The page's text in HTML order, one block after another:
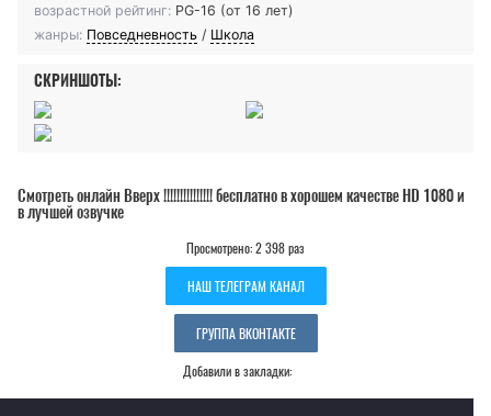
возрастной рейтинг: PG-16 (от 16 лет)
жанры: Повседневность / Школа
СКРИНШОТЫ:
Смотреть онлайн Вверх !!!!!!!!!!!!!!! бесплатно в хорошем качестве HD 1080 и
в лучшей озвучке
Просмотрено: 2 398 раз
НАШ ТЕЛЕГРАМ КАНАЛ
ГРУППА ВКОНТАКТЕ
Добавили в закладки: